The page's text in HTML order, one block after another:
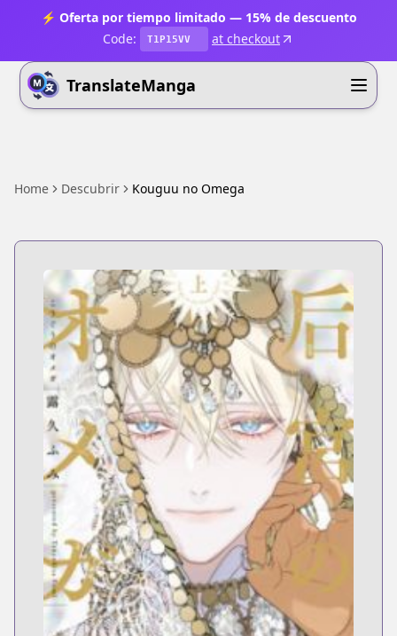
⚡ Oferta por tiempo limitado — 15% de descuento
Code:
T1P15VV at checkout
TranslateManga
Home Descubrir Kouguu no Omega